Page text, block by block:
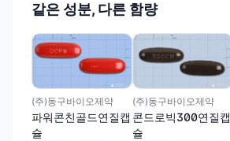
같은 성분, 다른 함량
(주)동구바이오제약
파워콘친골드연질캡
슐
(주)동구바이오제약
콘드로빅300연질캡
슐